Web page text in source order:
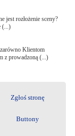
jest rozłożenie sceny?
(...)
Klientom
z prowadzoną (...)
Zgłoś stronę
Buttony